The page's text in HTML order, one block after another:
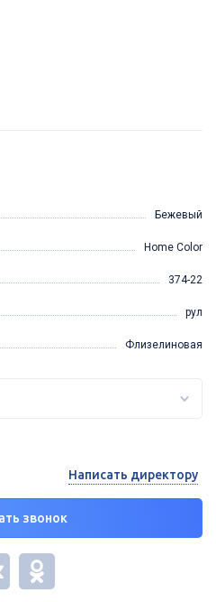
Бежевый
Home Color
374-22
рул
Флизелиновая
звонок
Написать директору